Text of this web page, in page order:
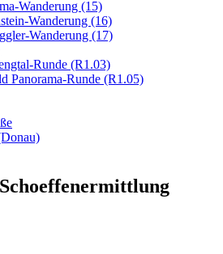
Wanderung (15)
Wanderung (16)
Wanderung (17)
Runde (R1.03)
Panorama-Runde (R1.05)